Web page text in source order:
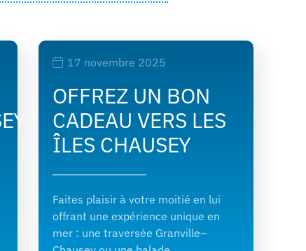
17 novembre 2025
OFFREZ UN BON
CADEAU VERS LES
ÎLES CHAUSEY
Faites plaisir à votre moitié en lui
offrant une expérience unique en
mer : une traversée Granville–